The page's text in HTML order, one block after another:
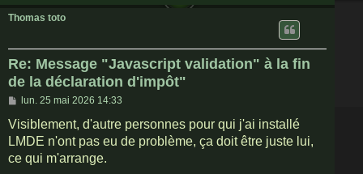
Thomas toto
Re: Message "Javascript validation" à la fin
de la déclaration d'impôt"
M
s
s
a
g
lun. 25 mai 2026 14:33
Visiblement, d'autre personnes pour qui j'ai installé
LMDE n'ont pas eu de problème, ça doit être juste lui,
ce qui m'arrange.